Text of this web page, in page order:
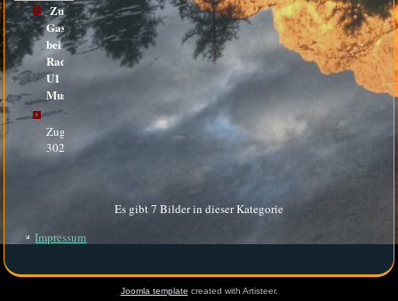
Zu
Gast
bei
Radio
U1
Musikstund_7
Zugriffe:
3029
Es gibt 7 Bilder in dieser Kategorie
Impressum
Joomla template created with Artisteer.